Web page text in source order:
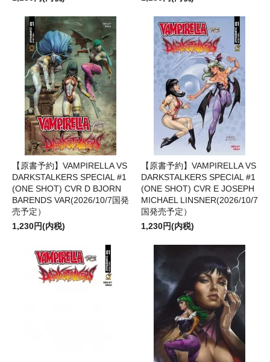
【原書予約】VAMPIRELLA VS
DARKSTALKERS SPECIAL #1
(ONE SHOT) CVR D BJORN
BARENDS VAR(2026/10/7国発
売予定）
1,230円(内税)
【原書予約】VAMPIRELLA VS
DARKSTALKERS SPECIAL #1
(ONE SHOT) CVR E JOSEPH
MICHAEL LINSNER(2026/10/7
国発売予定）
1,230円(内税)